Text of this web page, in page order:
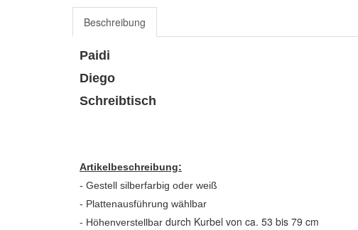
Beschreibung
Paidi
Diego
Schreibtisch
Artikelbeschreibung:
- Gestell silberfarbig oder weiß
- Plattenausführung wählbar
- Höhenverstellbar durch Kurbel von ca. 53 bis 79 cm